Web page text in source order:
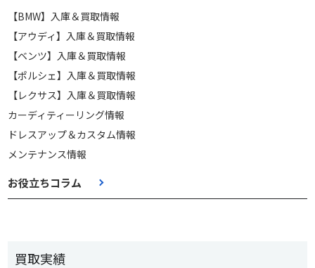
【BMW】入庫＆買取情報
【アウディ】入庫＆買取情報
【ベンツ】入庫＆買取情報
【ポルシェ】入庫＆買取情報
【レクサス】入庫＆買取情報
カーディティーリング情報
ドレスアップ＆カスタム情報
メンテナンス情報
お役立ちコラム
買取実績